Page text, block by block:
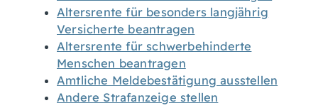
Altersrente für besonders langjährig
Versicherte beantragen
Altersrente für schwerbehinderte
Menschen beantragen
Amtliche Meldebestätigung ausstellen
Andere Strafanzeige stellen